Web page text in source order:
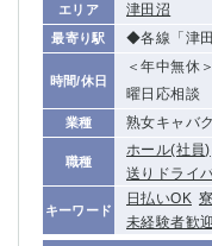
エリア 津田沼
最寄り駅 ◆各線「津
時間/休日
＜年中無休
曜日応相談
業種 熟女キャバ
職種
ホール(社員)
送りドライ
キーワード
日払いOK
未経験者歓迎
柏（東口）
茂原
八千代台
東金
栃木県
宇都宮
東武宇都宮（宇都宮